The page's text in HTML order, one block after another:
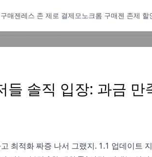
매젠레스 존 제로 결제모노크롬 구매젠 존제 할
들 솔직 입장: 과금
최적화 짜증 나서 그랬지. 1.1 업데이트